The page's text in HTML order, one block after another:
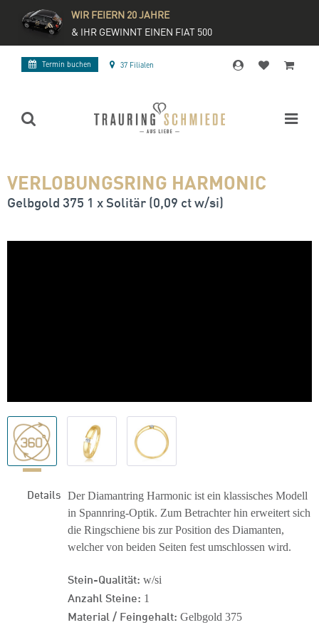
WIR FEIERN 20 JAHRE
& IHR GEWINNT EINEN FIAT 500
Termin buchen 37 Filialen
VERLOBUNGSRING HARMONIC
Gelbgold 375 1 x Solitär (0,09 ct w/si)
Details Der Diamantring Harmonic ist ein klassisches Modell
in Spannring-Optik. Zum Betrachter hin erweitert sich
die Ringschiene bis zur Position des Diamanten,
welcher von beiden Seiten fest umschlossen wird.
Stein-Qualität: w/si
Anzahl Steine: 1
Material / Feingehalt: Gelbgold 375